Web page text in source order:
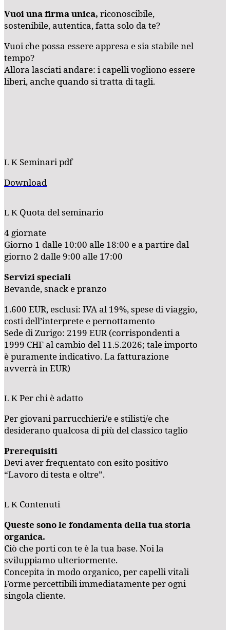
Vuoi una firma unica, riconoscibile,
sostenibile, autentica, fatta solo da te?
Vuoi che possa essere appresa e sia stabile nel
tempo?
Allora lasciati andare: i capelli vogliono essere
liberi, anche quando si tratta di tagli.
Seminari pdf
Download
Quota del seminario
4 giornate
Giorno 1 dalle 10:00 alle 18:00 e a partire dal
giorno 2 dalle 9:00 alle 17:00
Servizi speciali
Bevande, snack e pranzo
1.600 EUR, esclusi: IVA al 19%, spese di viaggio,
costi dell’interprete e pernottamento
Sede di Zurigo: 2199 EUR (corrispondenti a
1999 CHF al cambio del 11.5.2026; tale importo
è puramente indicativo. La fatturazione
avverrà in EUR)
Per chi è adatto
Per giovani parrucchieri/e e stilisti/e che
desiderano qualcosa di più del classico taglio
Prerequisiti
Devi aver frequentato con esito positivo
“Lavoro di testa e oltre”.
Contenuti
Queste sono le fondamenta della tua storia
organica.
Ciò che porti con te è la tua base. Noi la
sviluppiamo ulteriormente.
Concepita in modo organico, per capelli vitali
Forme percettibili immediatamente per ogni
singola cliente.